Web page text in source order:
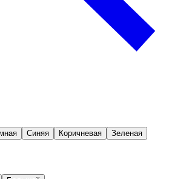
Синяя Коричневая Зеленая